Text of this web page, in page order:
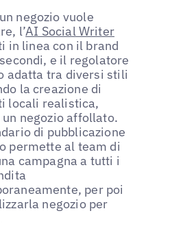
negozio vuole
l’AI Social Writer
in linea con il brand
e il regolatore
adatta tra diversi stili
la creazione di
locali realistica,
un negozio affollato.
di pubblicazione
permette al team di
campagna a tutti i
per poi
negozio per